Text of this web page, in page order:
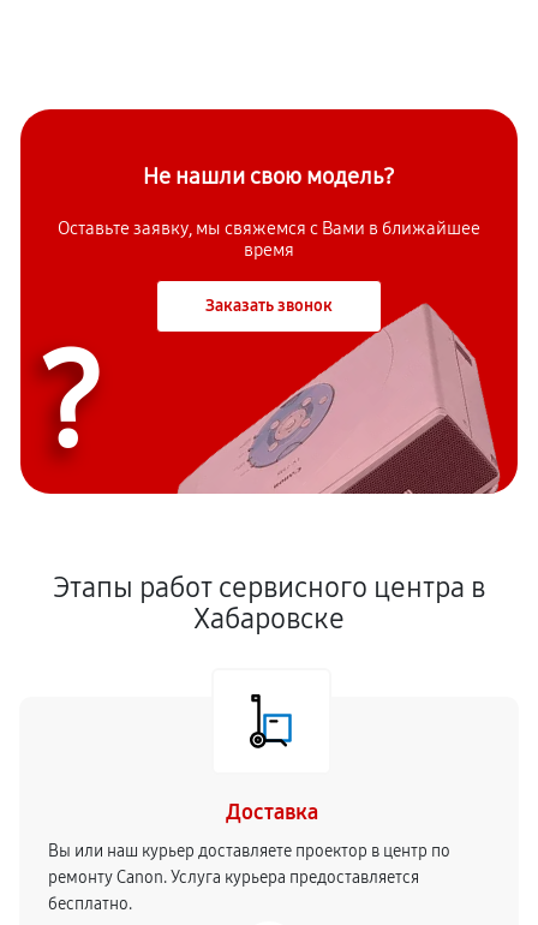
Не нашли свою модель?
Оставьте заявку, мы свяжемся с Вами в ближайшее
время
Заказать звонок
?
Этапы работ сервисного центра в
Хабаровске
Доставка
Вы или наш курьер доставляете проектор в центр по
ремонту Canon. Услуга курьера предоставляется
бесплатно.